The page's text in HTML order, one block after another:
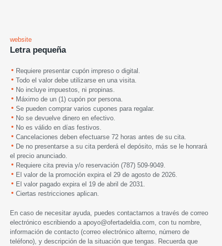
website
Letra pequeña
Requiere presentar cupón impreso o digital.
Todo el valor debe utilizarse en una visita.
No incluye impuestos, ni propinas.
Máximo de un (1) cupón por persona.
Se pueden comprar varios cupones para regalar.
No se devuelve dinero en efectivo.
No es válido en días festivos.
Cancelaciones deben efectuarse 72 horas antes de su cita.
De no presentarse a su cita perderá el depósito, más se le honrará
el precio anunciado.
Requiere cita previa y/o reservación (787) 509-9049.
El valor de la promoción expira el 29 de agosto de 2026.
El valor pagado expira el 19 de abril de 2031.
Ciertas restricciones aplican.
En caso de necesitar ayuda, puedes contactarnos a través de correo
electrónico escribiendo a apoyo@ofertadeldia.com , con tu nombre,
información de contacto (correo electrónico alterno, número de
teléfono), y descripción de la situación que tengas. Recuerda que